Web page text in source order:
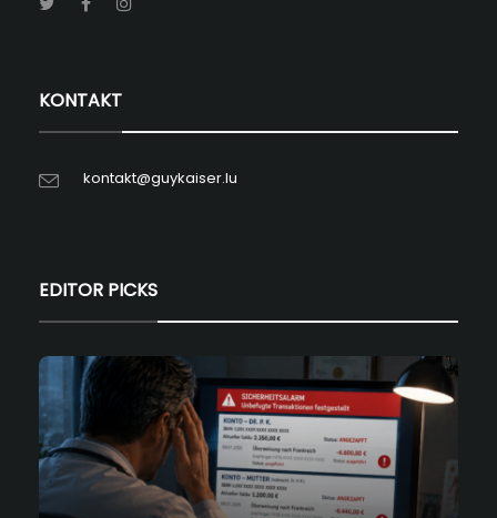
KONTAKT
kontakt@guykaiser.lu
EDITOR PICKS